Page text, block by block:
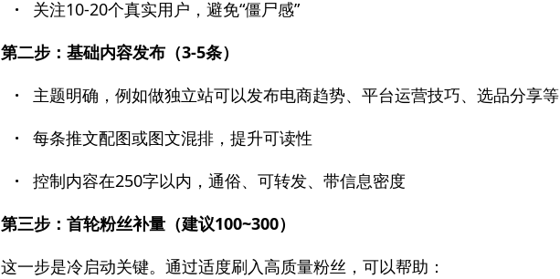
· 关注10-20个真实用户，避免“僵尸感”
第二步：基础内容发布（3-5条）
·
主题明确，例如做独立站可以发布电商趋势、平台运营技巧、选品分享等
·
每条推文配图或图文混排，提升可读性
· 控制内容在250字以内，通俗、可转发、带信息密度
第三步：首轮粉丝补量（建议100~300）
这一步是冷启动关键。通过适度刷入高质量粉丝，可以帮助：